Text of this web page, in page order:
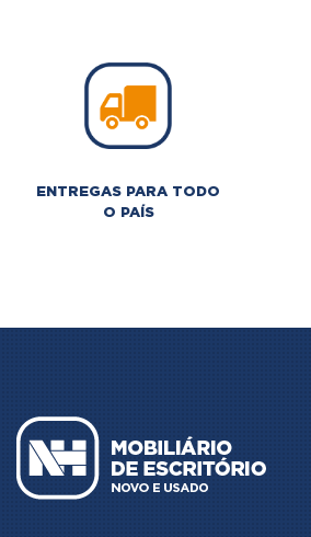
ENTREGAS PARA TODO
O PAÍS